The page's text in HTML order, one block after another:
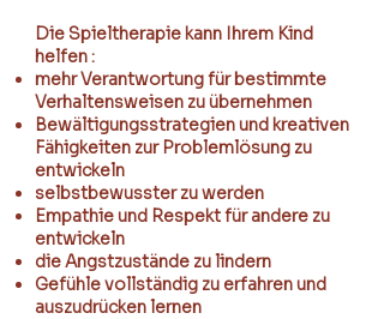
Die Spieltherapie kann Ihrem Kind
helfen :
mehr Verantwortung für bestimmte
Verhaltensweisen zu übernehmen
Bewältigungsstrategien und kreativen
Fähigkeiten zur Problemlösung zu
entwickeln
selbstbewusster zu werden
Empathie und Respekt für andere zu
entwickeln
die Angstzustände zu lindern
Gefühle vollständig zu erfahren und
auszudrücken lernen